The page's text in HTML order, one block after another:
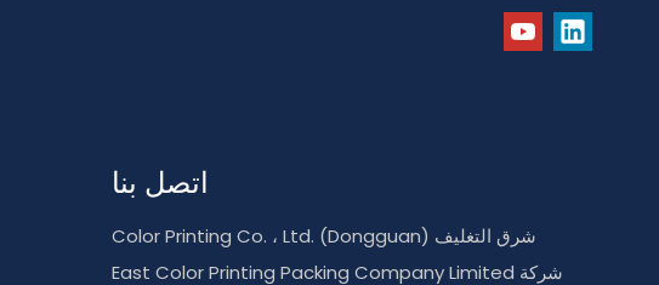
اتصل بنا
شرق التغليف Color Printing Co. ، Ltd. (Dongguan)
شركة East Color Printing Packing Company Limited